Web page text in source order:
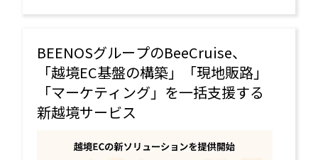
BEENOSグループのBeeCruise、
「越境EC基盤の構築」「現地販路」
「マーケティング」を一括支援する
新越境サービス